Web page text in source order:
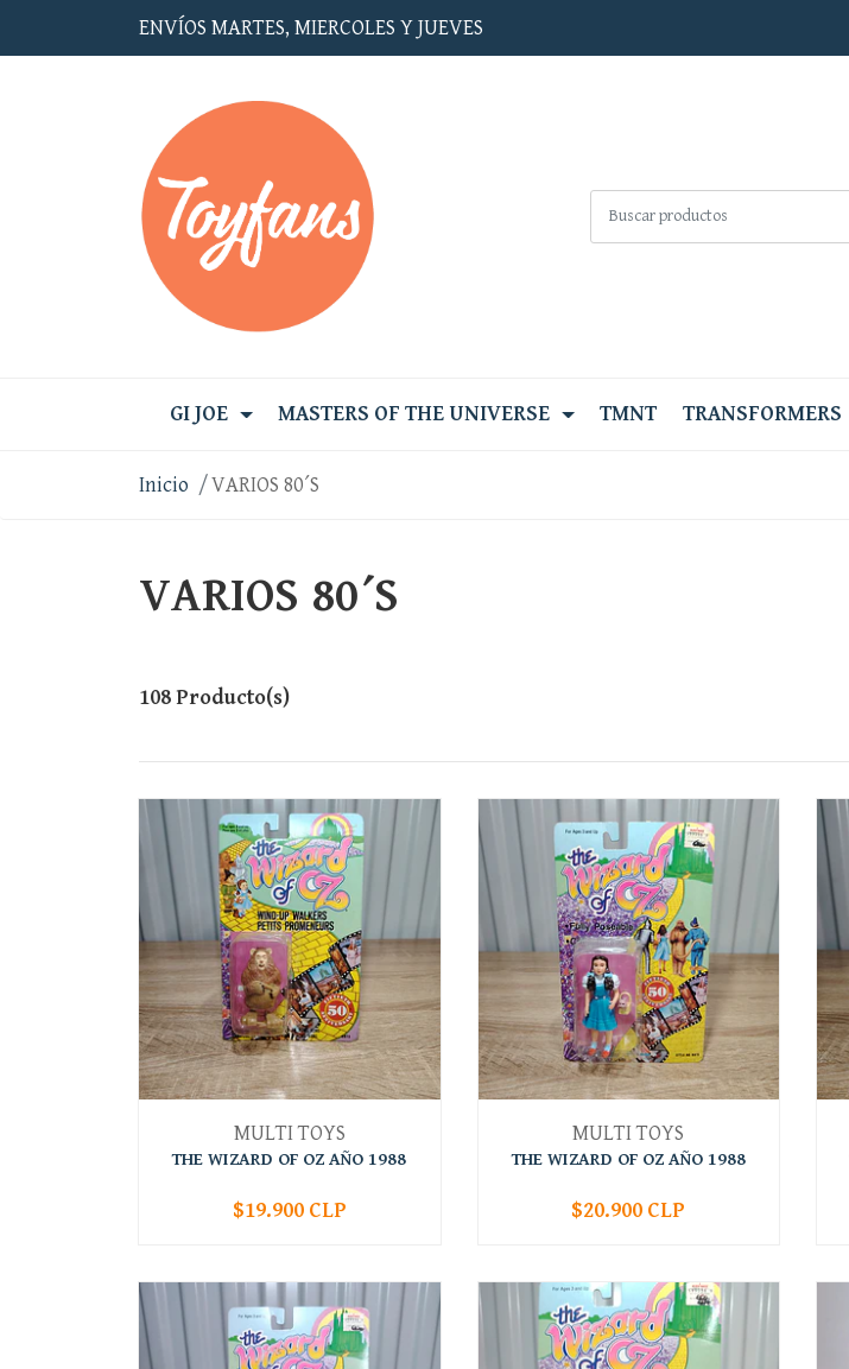
ENVÍOS MARTES, MIERCOLES Y JUEVES
GI JOE MASTERS OF THE UNIVERSE TMNT TRANSFORMERS
Inicio VARIOS 80´S
VARIOS 80´S
108 Producto(s)
MULTI TOYS
THE WIZARD OF OZ AÑO 1988
+
$19.900 CLP
MULTI TOYS
THE WIZARD OF OZ AÑO 1988
+
$20.900 CLP